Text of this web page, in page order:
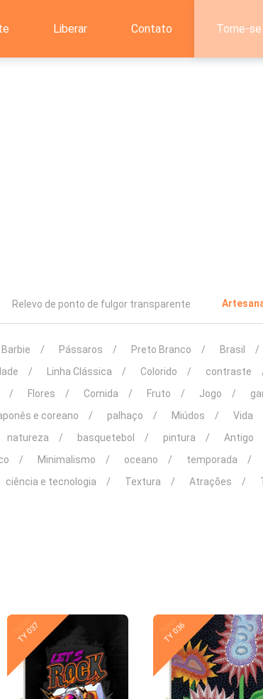
Liberar Contato Torne-
Relevo de ponto de fulgor transparente
Barbie Pássaros Preto Branco Brasil
Linha Clássica Colorido contraste
Flores Comida Fruto Jogo
e coreano palhaço Miúdos Vida
natureza basquetebol pintura Antigo
Minimalismo oceano temporada
ciência e tecnologia Textura Atrações
Novo
TY 037 Novo
TY 036